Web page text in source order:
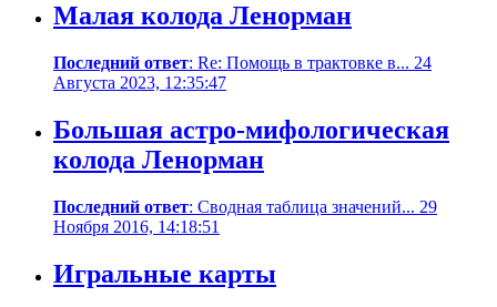
Малая колода Ленорман
Последний ответ: Re: Помощь в трактовке в... 24
Августа 2023, 12:35:47
Большая астро-мифологическая
колода Ленорман
Последний ответ: Сводная таблица значений... 29
Ноября 2016, 14:18:51
Игральные карты